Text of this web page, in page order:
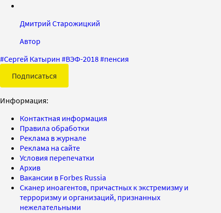
Дмитрий Старожицкий
Автор
#Сергей Катырин #ВЭФ-2018#пенсия
Подписаться
Информация:
Контактная информация
Правила обработки
Реклама в журнале
Реклама на сайте
Условия перепечатки
Архив
Вакансии в Forbes Russia
Сканер иноагентов, причастных к экстремизму и
терроризму и организаций, признанных
нежелательными